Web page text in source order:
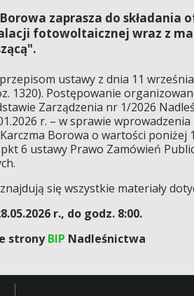
zaprasza do składania
fotowoltaicznej wraz z
ustawy z dnia 11
1320). Postępowanie
Zarządzenia nr 1/2026
r. – w sprawie
Borowa o wartości poniżej
6 ustawy Prawo Zamówień
się wszystkie materiały
r., do godz. 8:00.
stronyBIP Nadleśnictwa